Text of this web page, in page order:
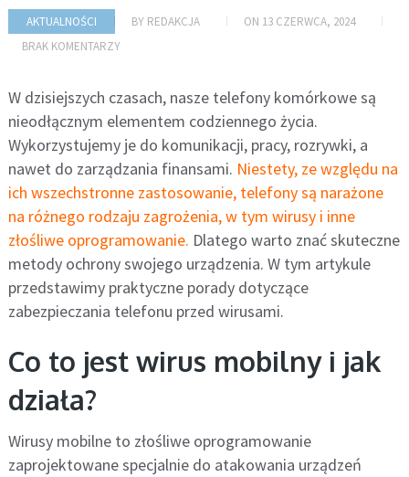
AKTUALNOŚCI BY REDAKCJA ON 13 CZERWCA, 2024
BRAK KOMENTARZY
W dzisiejszych czasach, nasze telefony komórkowe są
nieodłącznym elementem codziennego życia.
Wykorzystujemy je do komunikacji, pracy, rozrywki, a
nawet do zarządzania finansami. Niestety, ze względu na
ich wszechstronne zastosowanie, telefony są narażone
na różnego rodzaju zagrożenia, w tym wirusy i inne
złośliwe oprogramowanie. Dlatego warto znać skuteczne
metody ochrony swojego urządzenia. W tym artykule
przedstawimy praktyczne porady dotyczące
zabezpieczania telefonu przed wirusami.
Co to jest wirus mobilny i jak
działa?
Wirusy mobilne to złośliwe oprogramowanie
zaprojektowane specjalnie do atakowania urządzeń